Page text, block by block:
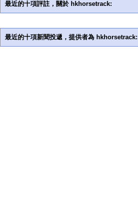
最近的十項評註，關於 hkhorsetrack:
最近的十項新聞投遞，提供者為 hkhorsetrack: